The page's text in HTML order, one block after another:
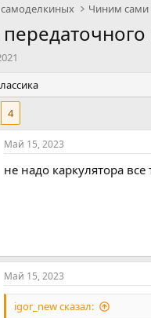
самоделкиных Чиним сами
4
Май 15, 2023
не надо каркулятора все
Май 15, 2023
igor_new сказал: